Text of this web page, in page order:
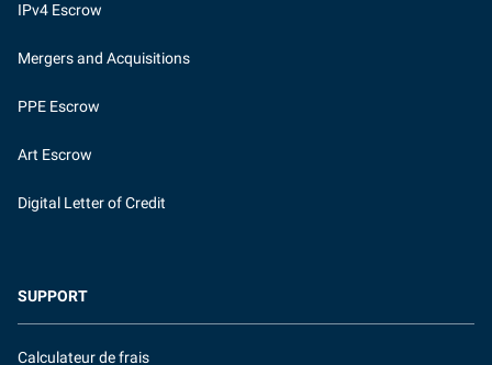
IPv4 Escrow
Mergers and Acquisitions
PPE Escrow
Art Escrow
Digital Letter of Credit
SUPPORT
Calculateur de frais